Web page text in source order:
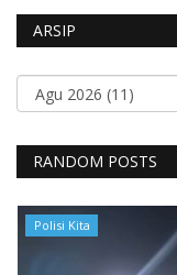
ARSIP
RANDOM POSTS
Polisi Kita